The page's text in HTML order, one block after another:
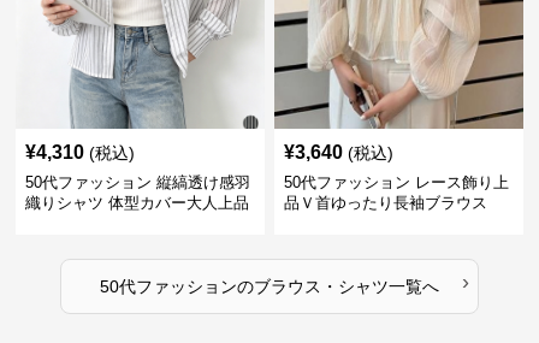
¥4,310 (税込)
50代ファッション 縦縞透け感羽
織りシャツ 体型カバー大人上品
¥3,640 (税込)
50代ファッション レース飾り上
品Ｖ首ゆったり長袖ブラウス
50代ファッションのブラウス・シャツ一覧へ ›